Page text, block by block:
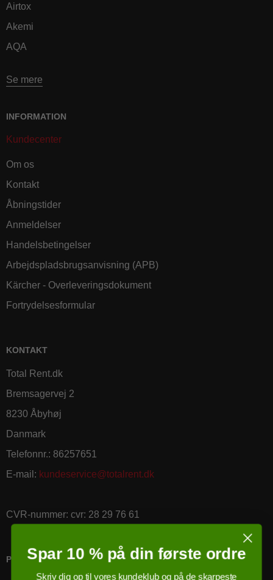
Airtox
Akemi
AQA
Se mere
INFORMATION
Kundecenter
Om os
Kontakt
Åbningstider
Anmeldelser
Handelsbetingelser
Arbejdspladsbrugsanvisning (APB)
Kärcher - Overleveringsdokument
Fortrydelsesformular
KONTAKT
Total Rent.dk
Bremsagervej 2
8230 Åbyhøj
Danmark
Telefonnr.: 86257651
E-mail : kundeservice@totalrent.dk
CVR-nummer: cvr: 28 29 76 61
PRICERUNNER KØBSGARANTI
Spar 10 % på din første ordre
Skriv dig op til vores kundeklub og på de skarpeste